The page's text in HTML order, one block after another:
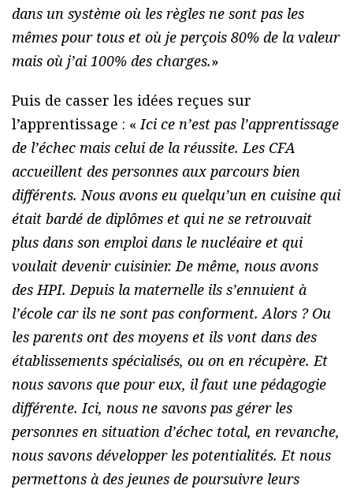
dans un système où les règles ne sont pas les
mêmes pour tous et où je perçois 80% de la valeur
mais où j’ai 100% des charges.»
Puis de casser les idées reçues sur
l’apprentissage : « Ici ce n’est pas l’apprentissage
de l’échec mais celui de la réussite. Les CFA
accueillent des personnes aux parcours bien
différents. Nous avons eu quelqu’un en cuisine qui
était bardé de diplômes et qui ne se retrouvait
plus dans son emploi dans le nucléaire et qui
voulait devenir cuisinier. De même, nous avons
des HPI. Depuis la maternelle ils s’ennuient à
l’école car ils ne sont pas conforment. Alors ? Ou
les parents ont des moyens et ils vont dans des
établissements spécialisés, ou on en récupère. Et
nous savons que pour eux, il faut une pédagogie
différente. Ici, nous ne savons pas gérer les
personnes en situation d’échec total, en revanche,
nous savons développer les potentialités. Et nous
permettons à des jeunes de poursuivre leurs